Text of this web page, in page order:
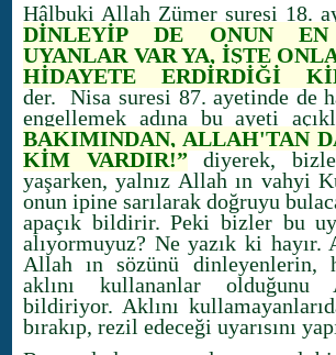
Hâlbuki Allah Zümer suresi 18.
DİNLEYİP DE ONUN EN
UYANLAR VAR YA, İŞTE
HİDAYETE ERDİRDİĞİ
der. Nisa suresi 87. ayetinde de
engellemek adına bu ayeti
BAKIMINDAN, ALLAH'TAN
KİM VARDIR!” diyerek,
yaşarken, yalnız Allah ın vahyi
onun ipine sarılarak doğruyu
apaçık bildirir. Peki bizler bu
alıyormuyuz? Ne yazık ki hayır.
Allah ın sözünü dinleyenlerin,
aklını kullananlar olduğunu
bildiriyor. Aklını
bırakıp, rezil edeceği uyarısını